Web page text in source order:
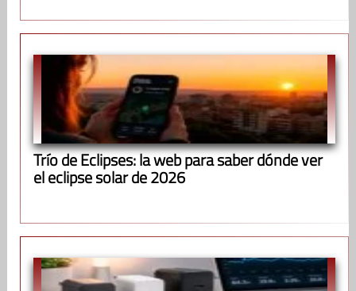
Trío de Eclipses: la web para saber dónde ver
el eclipse solar de 2026